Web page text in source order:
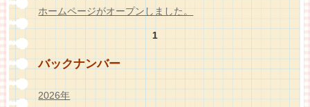
ホームページがオープンしました。
1
バックナンバー
2026年